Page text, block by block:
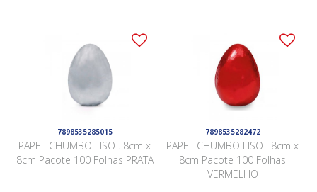
7898535285015
PAPEL CHUMBO LISO . 8cm x
8cm Pacote 100 Folhas PRATA
7898535282472
PAPEL CHUMBO LISO . 8cm x
8cm Pacote 100 Folhas
VERMELHO